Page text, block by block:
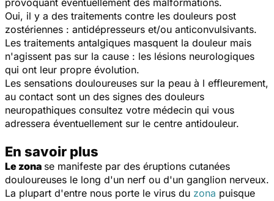
Oui, il y a des traitements contre les douleurs post
zostériennes : antidépresseurs et/ou anticonvulsivants.
Les traitements antalgiques masquent la douleur mais
n'agissent pas sur la cause : les lésions neurologiques
qui ont leur propre évolution.
Les sensations douloureuses sur la peau à l effleurement,
au contact sont un des signes des douleurs
neuropathiques consultez votre médecin qui vous
adressera éventuellement sur le centre antidouleur.
En savoir plus
Le zona se manifeste par des éruptions cutanées
douloureuses le long d'un nerf ou d'un ganglion nerveux.
La plupart d'entre nous porte le virus du zona puisque